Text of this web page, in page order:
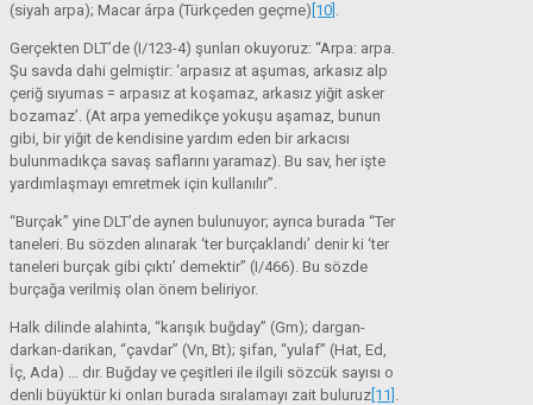
(siyah arpa); Macar árpa (Türkçeden geçme) [10] .
Gerçekten DLT’de (I/123-4) şunları okuyoruz: “Arpa: arpa.
Şu savda dahi gelmiştir: ‘arpasız at aşumas, arkasız alp
çeriğ sıyumas = arpasız at koşamaz, arkasız yiğit asker
bozamaz’. (At arpa yemedikçe yokuşu aşamaz, bunun
gibi, bir yiğit de kendisine yardım eden bir arkacısı
bulunmadıkça savaş saflarını yaramaz). Bu sav, her işte
yardımlaşmayı emretmek için kullanılır”.
“Burçak” yine DLT’de aynen bulunuyor; ayrıca burada “Ter
taneleri. Bu sözden alınarak ‘ter burçaklandı’ denir ki ‘ter
taneleri burçak gibi çıktı’ demektir” (I/466). Bu sözde
burçağa verilmiş olan önem beliriyor.
Halk dilinde alahinta, “karışık buğday” (Gm); dargan-
darkan-darikan, “çavdar” (Vn, Bt); şifan, “yulaf” (Hat, Ed,
İç, Ada) … dır. Buğday ve çeşitleri ile ilgili sözcük sayısı o
denli büyüktür ki onları burada sıralamayı zait buluruz [11] .